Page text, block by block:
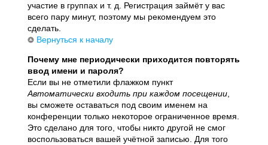
участие в группах и т. д. Регистрация займёт у вас
всего пару минут, поэтому мы рекомендуем это
сделать.
Вернуться к началу
Почему мне периодически приходится повторять
ввод имени и пароля?
Если вы не отметили флажком пункт
Автоматически входить при каждом посещении
вы сможете оставаться под своим именем на
конференции только некоторое ограниченное время.
Это сделано для того, чтобы никто другой не смог
воспользоваться вашей учётной записью. Для того